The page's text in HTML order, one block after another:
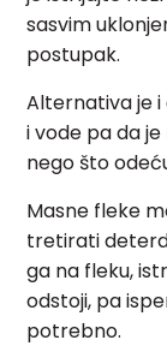
sasvim
postupak.
Alternativa je
i vode pa da
nego što
Masne fleke
tretirati
ga na fleku,
odstoji, pa
potrebno.